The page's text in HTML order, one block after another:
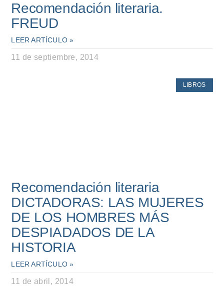
Recomendación literaria.
FREUD
LEER ARTÍCULO »
11 de septiembre, 2014
LIBROS
Recomendación literaria
DICTADORAS: LAS MUJERES
DE LOS HOMBRES MÁS
DESPIADADOS DE LA
HISTORIA
LEER ARTÍCULO »
11 de abril, 2014